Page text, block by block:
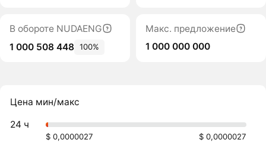
В обороте NUDAENG
1 000 508 448 100%
Макс. предложение
1 000 000 000
Цена мин/макс
24 ч
$ 0,0000027 $ 0,0000027